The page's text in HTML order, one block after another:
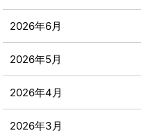
2026年6月
2026年5月
2026年4月
2026年3月